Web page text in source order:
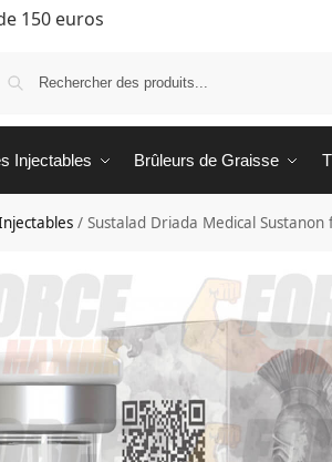
150 euros
Injectables Brûleurs de Graisse
/Sustalad Driada Medical